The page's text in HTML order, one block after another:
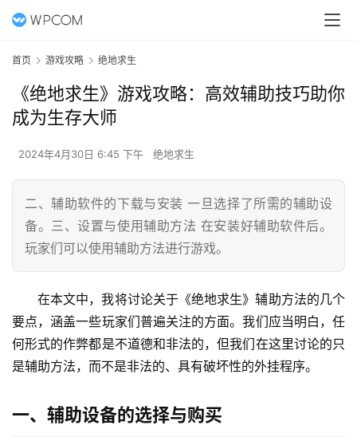
首页 游戏攻略 绝地求生
《绝地求生》游戏攻略：高效辅助技巧助你
成为生存大师
2024年4月30日 6:45 下午 绝地求生
二、辅助软件的下载与安装 一旦选择了所需的辅助设
备。三、设置与使用辅助方法 在安装好辅助软件后。
玩家们可以使用辅助方法进行游戏。
在本文中，我将讨论关于《绝地求生》辅助方法的几个
要点，涵盖一些玩家们普遍关注的方面。我们应当明白，任
何形式的作弊都是不道德和非法的，但我们在这里讨论的只
是辅助方法，而不是非法的、具有破坏性的外挂程序。
一、辅助设备的选择与购买